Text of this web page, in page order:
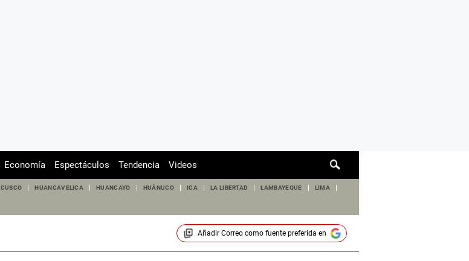
de
Economía Espectáculos Tendencia Videos
CUSCO HUANCAVELICA HUANCAYO HUÁNUCO ICA LA LIBERTAD LAMBAYEQUE LIMA
Añadir Correocomo fuente preferida en